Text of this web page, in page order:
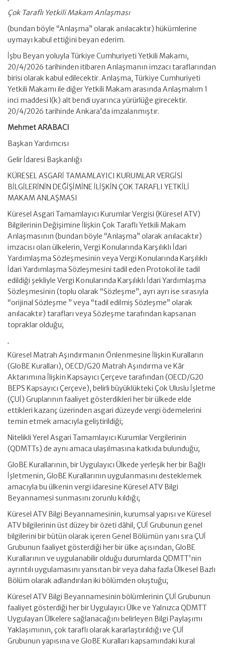
Çok Taraflı Yetkili Makam Anlaşması
(bundan böyle “Anlaşma” olarak anılacaktır) hükümlerine
uymayı kabul ettiğini beyan ederim.
İşbu Beyan yoluyla Türkiye Cumhuriyeti Yetkili Makamı,
20/4/2026 tarihinden itibaren Anlaşmanın imzacı taraflarından
birisi olarak kabul edilecektir. Anlaşma, Türkiye Cumhuriyeti
Yetkili Makamı ile diğer Yetkili Makam arasında Anlaşmalım 1
inci maddesi l(k) alt bendi uyarınca yürürlüğe girecektir.
20/4/2026 tarihinde Ankara’da imzalanmıştır.
Mehmet ARABACI
Başkan Yardımcısı
Gelir İdaresi Başkanlığı
KÜRESEL ASGARİ TAMAMLAYICI KURUMLAR VERGİSİ
BİLGİLERİNİN DEĞİŞİMİNE İLİŞKİN ÇOK TARAFLI YETKİLİ
MAKAM ANLAŞMASI
Küresel Asgari Tamamlayıcı Kurumlar Vergisi (Küresel ATV)
Bilgilerinin Değişimine İlişkin Çok Taraflı Yetkili Makam
Anlaşmasının (bundan böyle “Anlaşma” olarak anılacaktır)
imzacısı olan ülkelerin, Vergi Konularında Karşılıklı İdari
Yardımlaşma Sözleşmesinin veya Vergi Konularında Karşılıklı
İdari Yardımlaşma Sözleşmesini tadil eden Protokol ile tadil
edildiği şekliyle Vergi Konularında Karşılıklı İdari Yardımlaşma
Sözleşmesinin (toplu olarak “Sözleşme”, ayrı ayrı ise sırasıyla
“orijinal Sözleşme ” veya “tadil edilmiş Sözleşme” olarak
anılacaktır) tarafları veya Sözleşme tarafından kapsanan
topraklar olduğu;
Küresel Matrah Aşındırmanın Önlenmesine İlişkin Kuralların
(GloBE Kuralları), OECD/G20 Matrah Aşındırma ve Kâr
Aktarımına İlişkin Kapsayıcı Çerçeve tarafından (OECD/G20
BEPS Kapsayıcı Çerçeve), belirli büyüklükteki Çok Uluslu İşletme
(ÇUİ) Gruplarının faaliyet gösterdikleri her bir ülkede elde
ettikleri kazanç üzerinden asgari düzeyde vergi ödemelerini
temin etmek amacıyla geliştirildiği;
Nitelikli Yerel Asgari Tamamlayıcı Kurumlar Vergilerinin
(QDMTTs) de aynı amaca ulaşılmasına katkıda bulunduğu;
GloBE Kurallarının, bir Uygulayıcı Ülkede yerleşik her bir Bağlı
İşletmenin, GloBE Kurallarının uygulanmasını desteklemek
amacıyla bu ülkenin vergi idaresine Küresel ATV Bilgi
Beyannamesi sunmasını zorunlu kıldığı;
Küresel ATV Bilgi Beyannamesinin, kurumsal yapısı ve Küresel
ATV bilgilerinin üst düzey bir özeti dâhil, ÇUİ Grubunun genel
bilgilerini bir bütün olarak içeren Genel Bölümün yanı sıra ÇUİ
Grubunun faaliyet gösterdiği her bir ülke açısından, GloBE
Kurallarının ve uygulanabilir olduğu durumlarda QDMTT’nin
ayrıntılı uygulamasını yansıtan bir veya daha fazla Ülkesel Bazlı
Bölüm olarak adlandırılan iki bölümden oluştuğu;
Küresel ATV Bilgi Beyannamesinin bölümlerinin ÇUİ Grubunun
faaliyet gösterdiği her bir Uygulayıcı Ülke ve Yalnızca QDMTT
Uygulayan Ülkelere sağlanacağını belirleyen Bilgi Paylaşımı
Yaklaşımının, çok taraflı olarak kararlaştırıldığı ve ÇUİ
Grubunun yapısına ve GloBE Kuralları kapsamındaki kural